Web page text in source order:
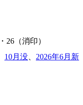
（消印）
10月没
2026年6月新